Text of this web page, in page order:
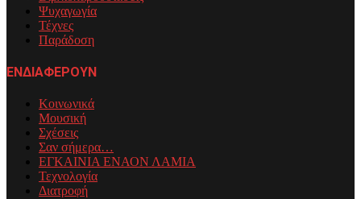
Ψυχαγωγία
Τέχνες
Παράδοση
ΕΝΔΙΑΦΕΡΟΥΝ
Κοινωνικά
Μουσική
Σχέσεις
Σαν σήμερα…
ΕΓΚΑΙΝΙΑ ΕΝΑΟΝ ΛΑΜΙΑ
Τεχνολογία
Διατροφή